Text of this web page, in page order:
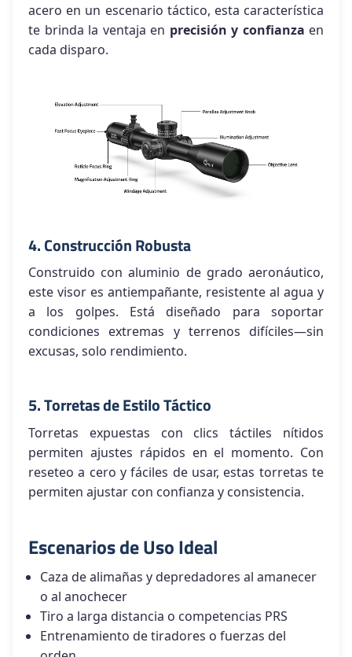
acero en un escenario táctico, esta característica
te brinda la ventaja en precisión y confianza en
cada disparo.
4. Construcción Robusta
Construido con aluminio de grado aeronáutico,
este visor es antiempañante, resistente al agua y
a los golpes. Está diseñado para soportar
condiciones extremas y terrenos difíciles—sin
excusas, solo rendimiento.
5. Torretas de Estilo Táctico
Torretas expuestas con clics táctiles nítidos
permiten ajustes rápidos en el momento. Con
reseteo a cero y fáciles de usar, estas torretas te
permiten ajustar con confianza y consistencia.
Escenarios de Uso Ideal
Caza de alimañas y depredadores al amanecer
o al anochecer
Tiro a larga distancia o competencias PRS
Entrenamiento de tiradores o fuerzas del